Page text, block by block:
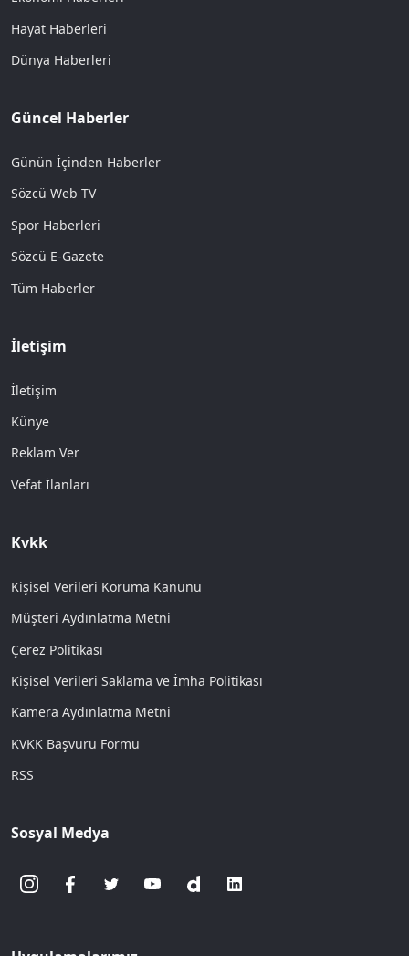
Hayat Haberleri
Dünya Haberleri
Güncel Haberler
Günün İçinden Haberler
Sözcü Web TV
Spor Haberleri
Sözcü E-Gazete
Tüm Haberler
İletişim
İletişim
Künye
Reklam Ver
Vefat İlanları
Kvkk
Kişisel Verileri Koruma Kanunu
Müşteri Aydınlatma Metni
Çerez Politikası
Kişisel Verileri Saklama ve İmha Politikası
Kamera Aydınlatma Metni
KVKK Başvuru Formu
RSS
Sosyal Medya